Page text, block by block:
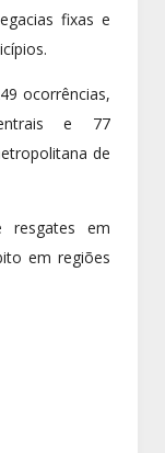
fixas e
ocorrências,
e 77
de
resgates em
em regiões